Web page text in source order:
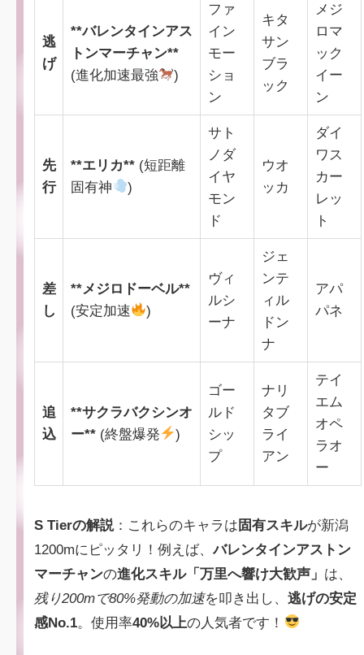
逃
げ
**バレンタインアス
トンマーチャン**
(進化加速最強
)
ファ
イン
モー
ショ
ン
キタ
サン
ブラ
ック
メジ
ロマ
ック
イー
ン
先
行
**エリカ**(短距離
固有神
)
サト
ノダ
イヤ
モン
ド
ウオ
ッカ
ダイ
ワス
カー
レッ
ト
差
し
**メジロドーベル**
(安定加速
)
ヴィ
ルシ
ーナ
ジェ
ンテ
ィル
ドン
ナ
アパ
パネ
追
込
**サクラバクシンオ
ー**(終盤爆発 )
ゴー
ルド
シッ
プ
ナリ
タブ
ライ
アン
テイ
エム
オペ
ラオ
ー
S Tierの解説：これらのキャラは 固有スキルが新潟
1200mにピッタリ！例えば、バレンタインアストン
マーチャンの進化スキル「万里へ響け大歓声」 は、
残り200mで80%発動の加速を叩き出し、逃げの安定
感No.1。使用率40%以上の人気者です！